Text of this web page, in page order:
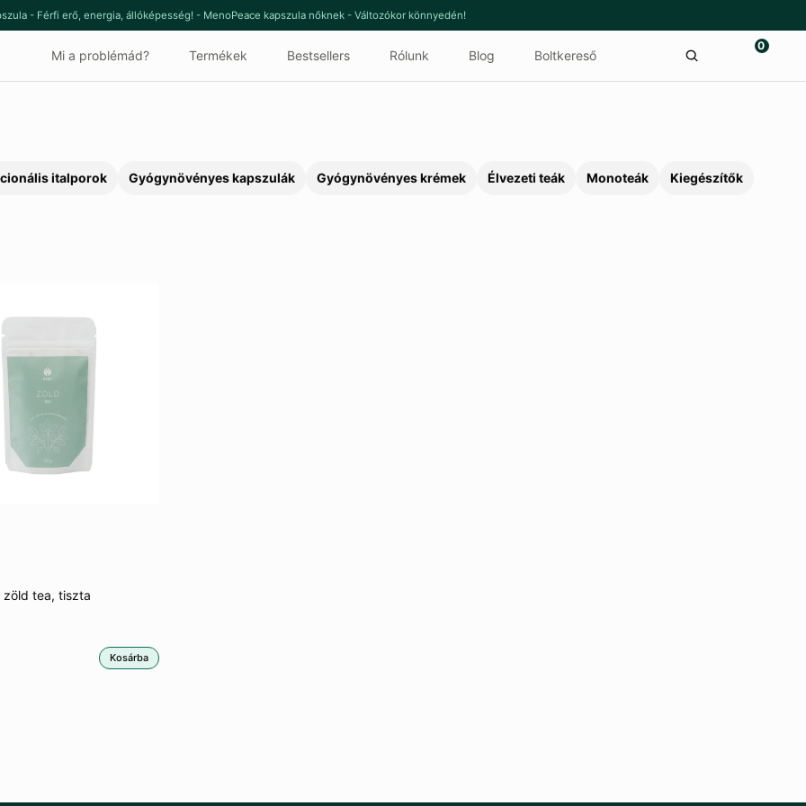
- Férfi erő, energia, állóképesség! - MenoPeace kapszula nőknek - Változókor könnyedén!
Mi a problémád? Termékek Bestsellers Rólunk Blog Boltkereső
0
zöld tea, tiszta
Kosárba
italporok Gyógynövényes kapszulák Gyógynövényes krémek Élvezeti teák Monoteák Kiegészítők